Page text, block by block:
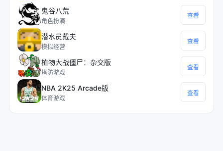
鬼谷八荒
角色扮演
查看
潜水员戴夫
模拟经营
查看
植物大战僵尸：杂交版
塔防游戏
查看
NBA 2K25 Arcade版
体育游戏
查看